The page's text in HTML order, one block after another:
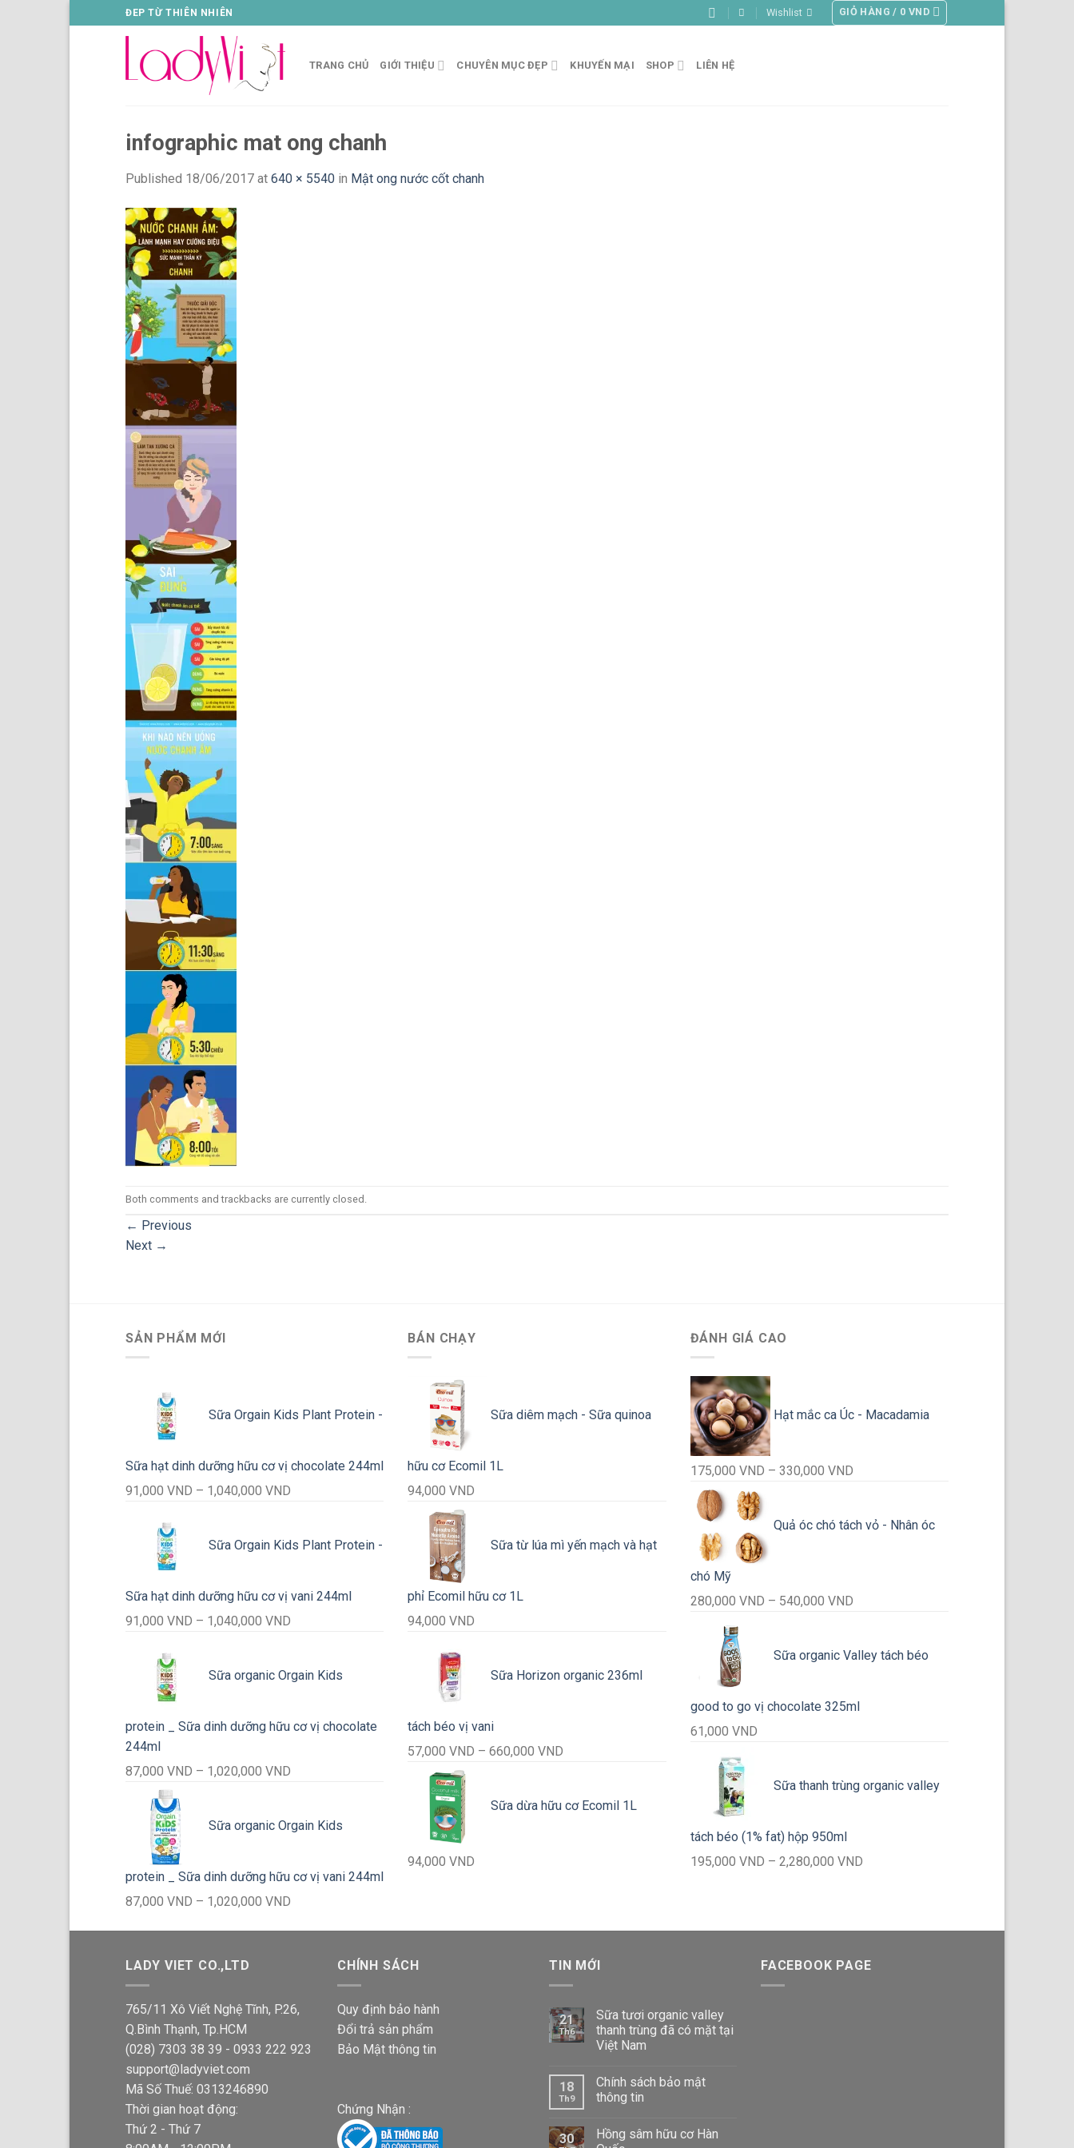
to
ĐEP TỪ THIÊN NHIÊN Wishlist GIỎ HÀNG / 0 VND
TRANG CHỦ GIỚI THIỆU CHUYÊN MỤC ĐẸP KHUYẾN MẠI SHOP LIÊN HỆ
infographic mat ong chanh
Published 18/06/2017 at 640 × 5540 in Mật ong nước cốt chanh
Both comments and trackbacks are currently closed.
← Previous
Next →
SẢN PHẨM MỚI
Sữa Orgain Kids Plant Protein -
Sữa hạt dinh dưỡng hữu cơ vị chocolate 244ml
91,000 VND – 1,040,000 VND
91,000 VND
1,040,000 VND
Sữa Orgain Kids Plant Protein -
Sữa hạt dinh dưỡng hữu cơ vị vani 244ml
91,000 VND – 1,040,000 VND
91,000 VND
1,040,000 VND
Sữa organic Orgain Kids
protein _ Sữa dinh dưỡng hữu cơ vị chocolate
244ml
87,000 VND – 1,020,000 VND
87,000 VND
1,020,000 VND
Sữa organic Orgain Kids
protein _ Sữa dinh dưỡng hữu cơ vị vani 244ml
87,000 VND – 1,020,000 VND
87,000 VND
1,020,000 VND
BÁN CHẠY
Sữa diêm mạch - Sữa quinoa
hữu cơ Ecomil 1L
94,000VND
Sữa từ lúa mì yến mạch và hạt
phỉ Ecomil hữu cơ 1L
94,000VND
Sữa Horizon organic 236ml
tách béo vị vani
57,000VND – 660,000VND
57,000 VND
Sữa dừa hữu cơ Ecomil 1L
94,000VND
ĐÁNH GIÁ CAO
Hạt mắc ca Úc - Macadamia
175,000 VND – 330,000 VNDKhoảng
175,000 VND
Quả óc chó tách vỏ - Nhân óc
chó Mỹ
280,000 VND – 540,000 VNDKhoảng
280,000 VND
540,000 VND
Sữa organic Valley tách béo
good to go vị chocolate 325ml
61,000 VND
Sữa thanh trùng organic valley
tách béo (1% fat) hộp 950ml
195,000 VND – 2,280,000 VNDKhoảng
2,280,000 VND
LADY VIET CO.,LTD
765/11 Xô Viết Nghệ Tĩnh, P.26,
Q.Bình Thạnh, Tp.HCM
(028) 7303 38 39 - 0933 222 923
support@ladyviet.com
Mã Số Thuế: 0313246890
Thời gian hoạt động:
Thứ 2 - Thứ 7
CHÍNH SÁCH
Quy định bảo hành
Đổi trả sản phẩm
Bảo Mật thông tin
Chứng Nhận :
TIN MỚI
21
Th6
Sữa tươi organic valley
thanh trùng đã có mặt tại
Việt Nam
18
Th9
Chính sách bảo mật
thông tin
30
Hồng sâm hữu cơ Hàn
FACEBOOK PAGE